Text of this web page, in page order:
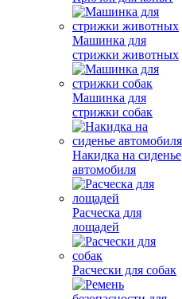
Машинка для
стрижки животных
Машинка для
стрижки собак
Накидка на сиденье
автомобиля
Расческа для
лощадей
Расчески для собак